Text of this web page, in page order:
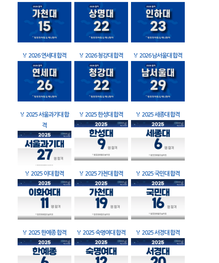
🏅 2026 연세대 합격 🏅 2026 청강대 합격 🏅 2026 남서울대 합격
🏅 2025 서울과기대 합
격
🏅 2025 한성대 합격 🏅 2025 세종대 합격
🏅 2025 이대 합격 🏅 2025 가천대 합격 🏅 2025 국민대 합격
🏅 2025 한예종 합격 🏅 2025 숙명여대 합격 🏅 2025 서경대 합격